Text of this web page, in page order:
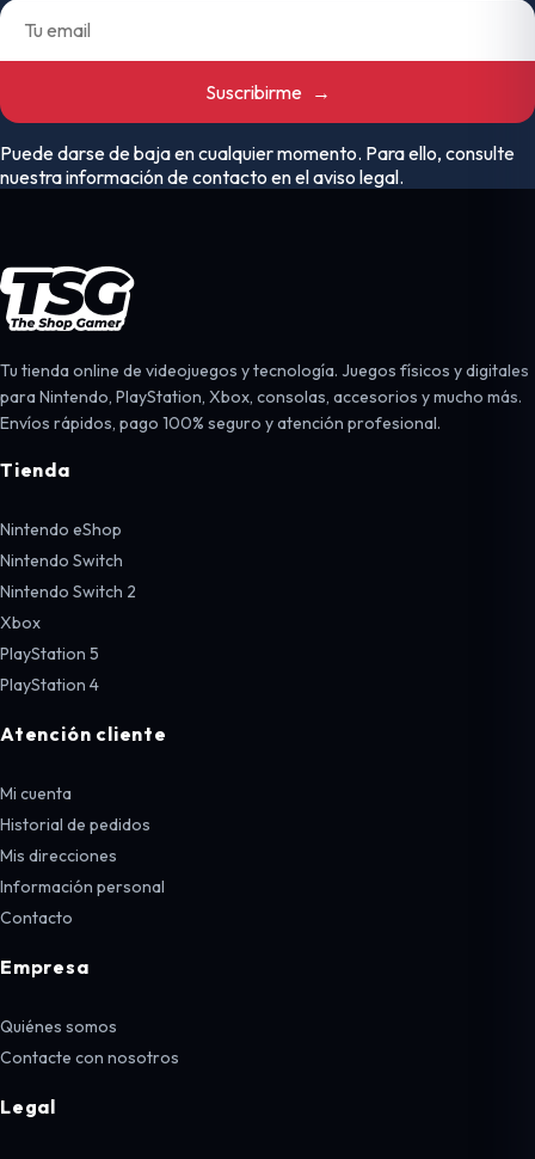
Suscribirme →
Puede darse de baja en cualquier momento. Para ello, consulte
nuestra información de contacto en el aviso legal.
Tu tienda online de videojuegos y tecnología. Juegos físicos y digitales
para Nintendo, PlayStation, Xbox, consolas, accesorios y mucho más.
Envíos rápidos, pago 100% seguro y atención profesional.
Tienda
Nintendo eShop
Nintendo Switch
Nintendo Switch 2
Xbox
PlayStation 5
PlayStation 4
Atención cliente
Mi cuenta
Historial de pedidos
Mis direcciones
Información personal
Contacto
Empresa
Quiénes somos
Contacte con nosotros
Legal